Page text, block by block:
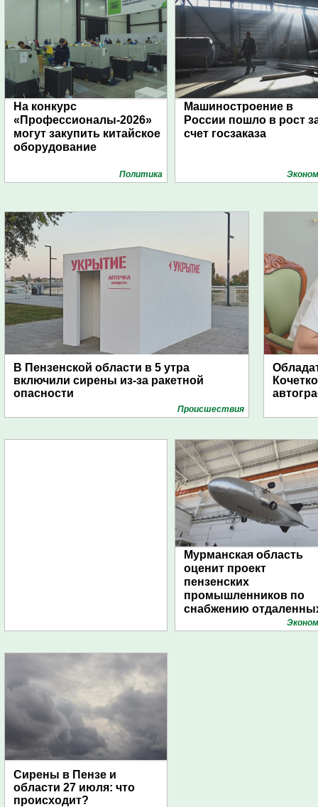
На конкурс
«Профессионалы-2026»
могут закупить китайское
оборудование
Политика
Машиностроение в
России пошло в рост
счет госзаказа
В Пензенской области в 5 утра
включили сирены из-за ракетной
опасности
Проиcшествия
Мурманская область
оценит проект
пензенских
промышленников по
снабжению
поселений с помощью
Сирены в Пензе и
области 27 июля: что
происходит?